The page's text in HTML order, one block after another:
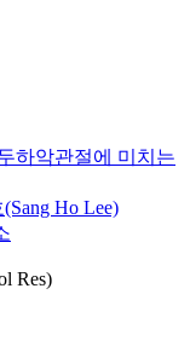
하악관절에 미치는
Ho Lee)
Res)